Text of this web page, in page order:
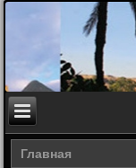
Главная